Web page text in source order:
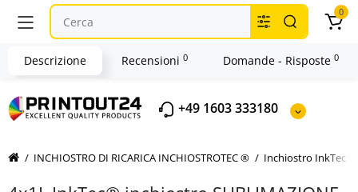
+49 1603 333180
0
INCHIOSTRO DI RICARICA INCHIOSTROTEC ® Inchiostro InkTec ®
Descrizione Recensioni 0 Domande - Risposte 0